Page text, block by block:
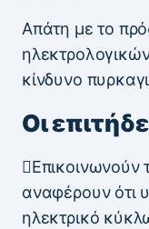
Απάτη με το
κίνδυνο
Οι
Επικοινωνούν
αναφέρουν ότι
ηλεκτρικό